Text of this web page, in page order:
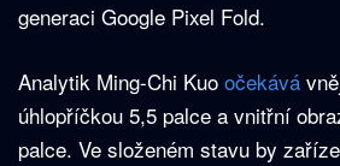
generaci Google Pixel Fold.
Analytik Ming-Chi Kuo očekává
úhlopříčkou 5,5 palce a vnitřní
palce. Ve složeném stavu by